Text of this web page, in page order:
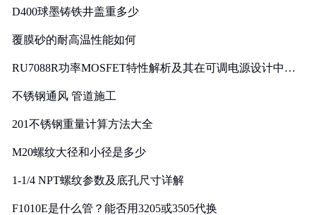
D400球墨铸铁井盖重多少
覆膜砂的耐高温性能如何
RU7088R功率MOSFET特性解析及其在可调电源设计中的
不锈钢通风 管道施工
201不锈钢重量计算方法大全
M20螺纹大径和小径是多少
1-1/4 NPT螺纹参数及底孔尺寸详解
F1010E是什么管？能否用3205或3505代换